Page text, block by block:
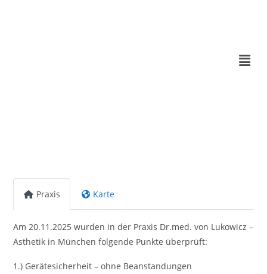
Praxis Karte
Am 20.11.2025 wurden in der Praxis Dr.med. von Lukowicz –
Ästhetik in München folgende Punkte überprüft:
1.) Gerätesicherheit – ohne Beanstandungen